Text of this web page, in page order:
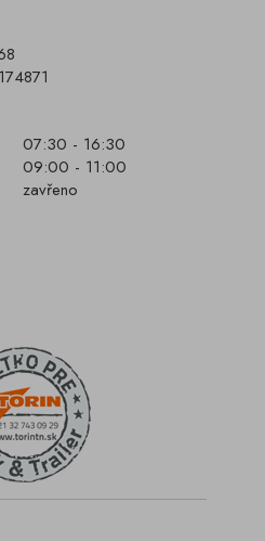
07:30 - 16:30
09:00 - 11:00
zavřeno